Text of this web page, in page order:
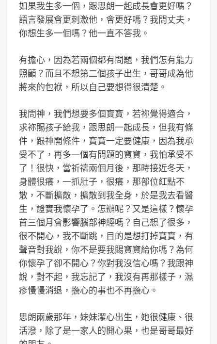
如果我生多一個，跟思朗一起成長會更好嗎？
語言發展會更刺激他，會更好嗎？我問丈夫，
你想生多一個嗎？他一直不答我。
有擔心，因為若兩個都有問題，我們怎有能力
照顧？而且不想第二個孩子出生，哥哥成為他
將來的包袱，所以自己要想得很清楚。
我問神，我們想要多個寶寶，若祢覺得適合，
求祢賜孩子給我，跟思朗一起成長，但我有條
件，跟神開條件，寶寶一定要健康，因為我承
受不了，再多一個有問題的寶寶，我怕承受不
了！很快，當祈禱兩個月後，那時接近冬天，
身體很癢，一抓肚子，很癢，那部位紅點不
散，不斷擴散，擴散到我全身，於是我去看醫
生，證實我懷孕了。怎辦呢？又是這樣？懷孕
首三個月會影響腦部神經嗎？自己想了很多，
很不開心，我不斷跳，目的是想打掉寶寶，有
聲音對我說，你不是要我賜寶寶給你嗎？為何
你懷孕了卻不開心？你對我沒信心嗎？我跟神
說，對不起，我忘記了，我沒有再那樣子，濕
疹慢慢消退，擔心的事也不再擔心。
思朗兩歲那年，妹妹潔心出生，她很健康、很
活潑，除了是一家人的開心果，也是哥哥最好